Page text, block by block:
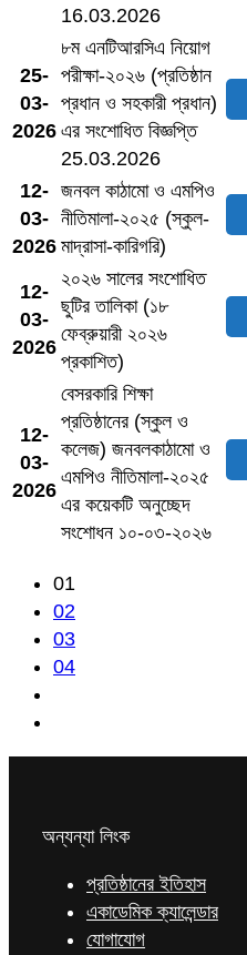
16.03.2026
25-
03-
2026
৮ম এনটিআরসিএ নিয়োগ
পরীক্ষা-২০২৬ (প্রতিষ্ঠান
প্রধান ও সহকারী প্রধান)
এর সংশোধিত বিজ্ঞপ্তি
25.03.2026
12-
03-
2026
জনবল কাঠামো ও এমপিও
নীতিমালা-২০২৫ (স্কুল-
মাদ্রাসা-কারিগরি)
12-
03-
2026
২০২৬ সালের সংশোধিত
ছুটির তালিকা (১৮
ফেব্রুয়ারী ২০২৬
প্রকাশিত)
12-
03-
2026
বেসরকারি শিক্ষা
প্রতিষ্ঠানের (স্কুল ও
কলেজ) জনবলকাঠামো ও
এমপিও নীতিমালা-২০২৫
এর কয়েকটি অনুচ্ছেদ
সংশোধন ১০-০৩-২০২৬
01
02
03
04
অন্যন্যা লিংক
প্রতিষ্ঠানের ইতিহাস
একাডেমিক ক্যালেন্ডার
যোগাযোগ